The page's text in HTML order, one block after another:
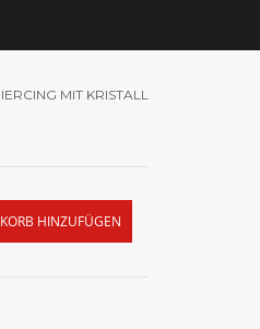
MIT KRISTALL
HINZUFÜGEN